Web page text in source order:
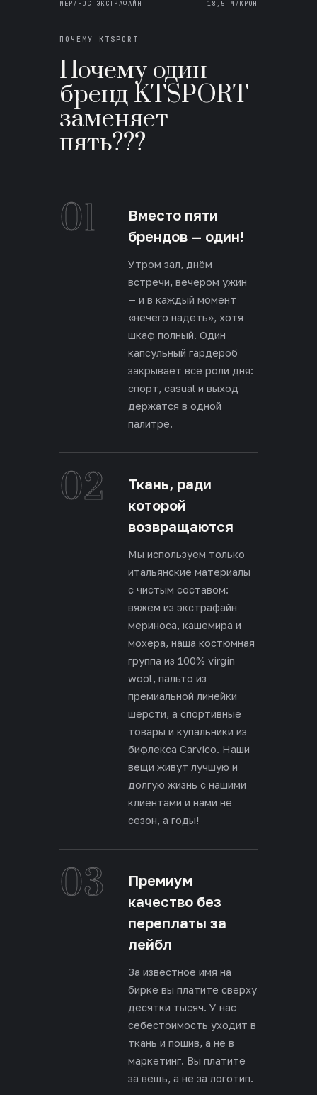
МЕРИНОС ЭКСТРАФАЙН 18,5 МИКРОН
ПОЧЕМУ KTSPORT
Почему один
бренд KTSPORT
заменяет
пять???
01
Вместо пяти
брендов — один!
Утром зал, днём
встречи, вечером ужин
— и в каждый момент
«нечего надеть», хотя
шкаф полный. Один
капсульный гардероб
закрывает все роли дня:
спорт, casual и выход
держатся в одной
палитре.
02
Ткань, ради
которой
возвращаются
Мы используем только
итальянские материалы
с чистым составом:
вяжем из экстрафайн
мериноса, кашемира и
мохера, наша костюмная
группа из 100% virgin
wool, пальто из
премиальной линейки
шерсти, а спортивные
товары и купальники из
бифлекса Carvico. Наши
вещи живут лучшую и
долгую жизнь с нашими
клиентами и нами не
сезон, а годы!
03
Премиум
качество без
переплаты за
лейбл
За известное имя на
бирке вы платите сверху
десятки тысяч. У нас
себестоимость уходит в
ткань и пошив, а не в
маркетинг. Вы платите
за вещь, а не за логотип.